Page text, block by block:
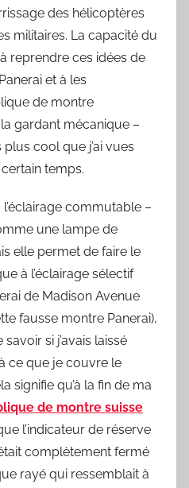
des hélicoptères
militaires. La capacité du
reprendre ces idées de
et à les
de montre
gardant mécanique –
plus cool que j’ai vues
temps.
commutable –
une lampe de
elle permet de faire le
à l’éclairage sélectif
de Madison Avenue
fausse montre Panerai),
si j’avais laissé
ce que je couvre le
signifie qu’à la fin de ma
de montre suisse
l’indicateur de réserve
complètement fermé
rayé qui ressemblait à